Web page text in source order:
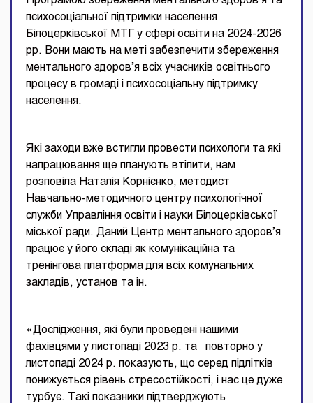
психосоціальної підтримки населення
Білоцерківської МТГ у сфері освіти на 2024-2026
рр. Вони мають на меті забезпечити збереження
ментального здоров’я всіх учасників освітнього
процесу в громаді і психосоціальну підтримку
населення.
Які заходи вже встигли провести психологи та які
напрацювання ще планують втілити, нам
розповіла Наталія Корнієнко, методист
Навчально-методичного центру психологічної
служби Управління освіти і науки Білоцерківської
міської ради. Даний Центр ментального здоров’я
працює у його складі як комунікаційна та
тренінгова платформа для всіх комунальних
закладів, установ та ін.
«Дослідження, які були проведені нашими
фахівцями у листопаді 2023 р. та повторно у
листопаді 2024 р. показують, що серед підлітків
понижується рівень стресостійкості, і нас це дуже
турбує. Такі показники підтверджують